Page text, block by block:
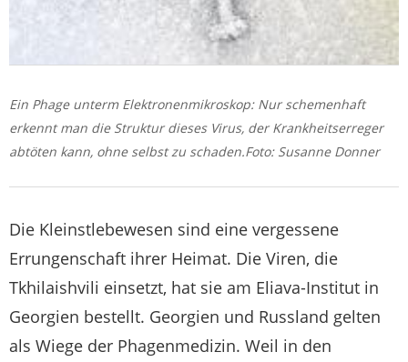
Ein Phage unterm Elektronenmikroskop: Nur schemenhaft
erkennt man die Struktur dieses Virus, der Krankheitserreger
abtöten kann, ohne selbst zu schaden.Foto: Susanne Donner
Die Kleinstlebewesen sind eine vergessene
Errungenschaft ihrer Heimat. Die Viren, die
Tkhilaishvili einsetzt, hat sie am Eliava-Institut in
Georgien bestellt. Georgien und Russland gelten
als Wiege der Phagenmedizin. Weil in den